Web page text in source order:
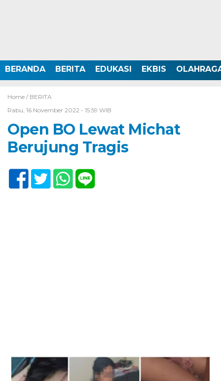
BERANDA BERITA EDUKASI EKBIS
Home / BERITA
Rabu, 16 November 2022 - 15:59 WIB
Open BO Lewat Michat
Berujung Tragis